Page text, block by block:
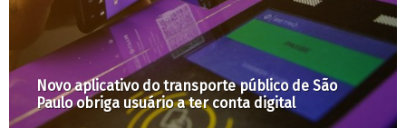
Novo aplicativo do transporte público de São
Paulo obriga usuário a ter conta digital